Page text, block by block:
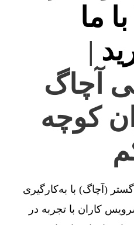
ما
|
آچاگ
کوچه
(آچاگ) با به‌کارگیری
کاران با تجربه در